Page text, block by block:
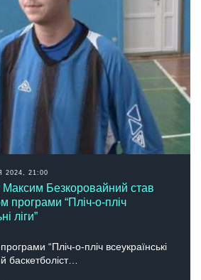
2024, 21:00
Максим Безкоровайний став
програми “Пліч-о-пліч
ліги”
“Пліч-о-пліч всеукраїнські
баскетболіст…